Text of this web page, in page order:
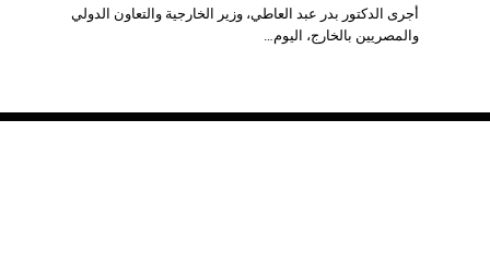
أجرى الدكتور بدر عبد العاطي، وزير الخارجية والتعاون الدولي
والمصريين بالخارج، اليوم…